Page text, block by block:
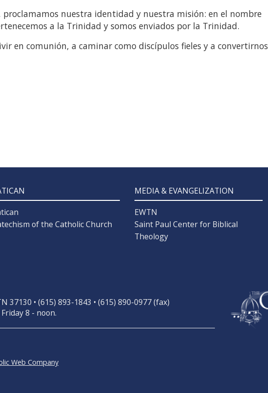
proclamamos nuestra identidad y nuestra misión: en el nombre
a la Trinidad y somos enviados por la Trinidad.
en comunión, a caminar como discípulos fieles y a convertirnos
of the Catholic Church
MEDIA & EVANGELIZATION
EWTN
Saint Paul Center for Biblical
Theology
37130 • (615) 893-1843 • (615) 890-0977 (fax)
8 - noon.
Web Company